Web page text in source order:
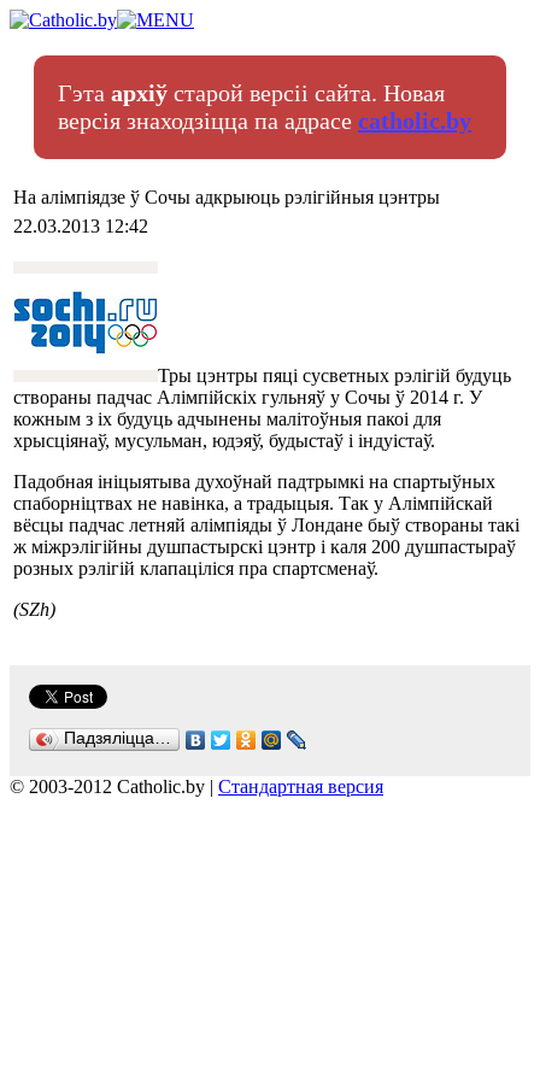
Гэта архіў старой версіі сайта. Новая
версія знаходзіцца па адрасе catholic.by
На алімпіядзе ў Сочы адкрыюць рэлігійныя цэнтры
22.03.2013 12:42
Тры цэнтры пяці сусветных рэлігій будуць
створаны падчас Алімпійскіх гульняў у Сочы ў 2014 г. У
кожным з іх будуць адчынены малітоўныя пакоі для
хрысціянаў, мусульман, юдэяў, будыстаў і індуістаў.
Падобная ініцыятыва духоўнай падтрымкі на спартыўных
спаборніцтвах не навінка, а традыцыя. Так у Алімпійскай
вёсцы падчас летняй алімпіяды ў Лондане быў створаны такі
ж міжрэлігійны душпастырскі цэнтр і каля 200 душпастыраў
розных рэлігій клапаціліся пра спартсменаў.
(SZh)
Падзяліцца…
© 2003-2012 Catholic.by | Стандартная версия